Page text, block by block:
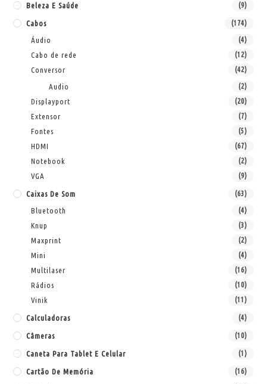
Beleza E Saúde (9)
Cabos (174)
Áudio (4)
Cabo de rede (12)
Conversor (42)
Audio (2)
Displayport (20)
Extensor (7)
Fontes (5)
HDMI (67)
Notebook (2)
VGA (9)
Caixas De Som (63)
Bluetooth (4)
Knup (3)
Maxprint (2)
Mini (4)
Multilaser (16)
Rádios (10)
Vinik (11)
Calculadoras (4)
Câmeras (10)
Caneta Para Tablet E Celular (1)
Cartão De Memória (16)